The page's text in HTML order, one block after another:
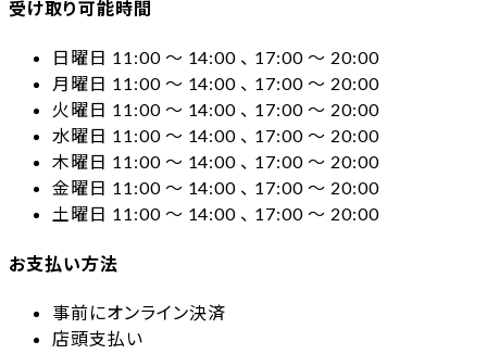
受け取り可能時間
日曜日 11:00 〜 14:00 、 17:00 〜 20:00
月曜日 11:00 〜 14:00 、 17:00 〜 20:00
火曜日 11:00 〜 14:00 、 17:00 〜 20:00
水曜日 11:00 〜 14:00 、 17:00 〜 20:00
木曜日 11:00 〜 14:00 、 17:00 〜 20:00
金曜日 11:00 〜 14:00 、 17:00 〜 20:00
土曜日 11:00 〜 14:00 、 17:00 〜 20:00
お支払い方法
事前にオンライン決済
店頭支払い